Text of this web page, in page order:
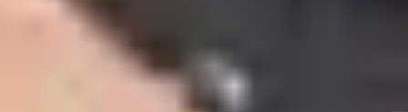
Räder Design Pfeffermühle